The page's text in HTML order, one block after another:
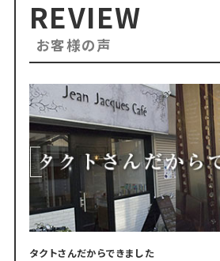
REVIEW
お客様の声
タクトさんだからできました